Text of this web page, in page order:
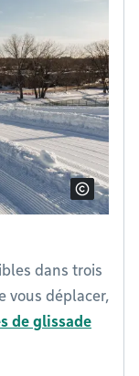
dans trois
vous déplacer,
de glissade